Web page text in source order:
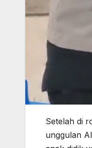
Setelah di
unggulan